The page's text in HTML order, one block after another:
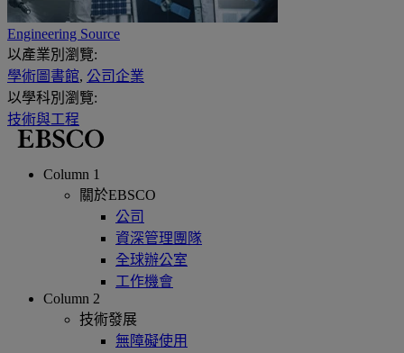
Engineering Source
以產業別瀏覽:
學術圖書館, 公司企業
以學科別瀏覽:
技術與工程
Column 1
關於EBSCO
公司
資深管理團隊
全球辦公室
工作機會
Column 2
技術發展
無障礙使用